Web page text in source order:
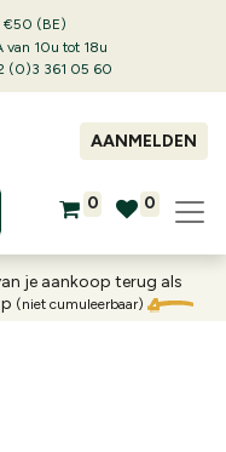
€50 (BE)
van 10u tot 18u
(0)3 361 05 60
AANMELDEN
0 0
je aankoop terug als
(niet cumuleerbaar)